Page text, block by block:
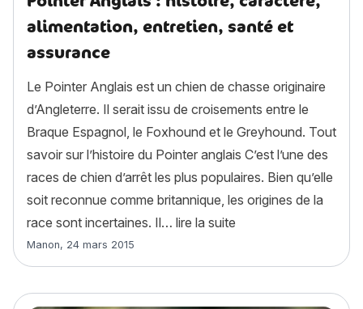
alimentation, entretien, santé et
assurance
Le Pointer Anglais est un chien de chasse originaire
d’Angleterre. Il serait issu de croisements entre le
Braque Espagnol, le Foxhound et le Greyhound. Tout
savoir sur l’histoire du Pointer anglais C’est l’une des
races de chien d’arrêt les plus populaires. Bien qu’elle
soit reconnue comme britannique, les origines de la
race sont incertaines. Il… lire la suite
Article rédigé par
Manon, 24 mars 2015